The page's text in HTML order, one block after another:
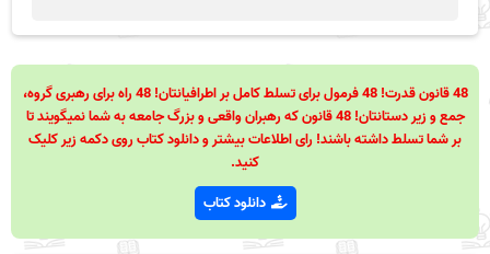
48 قانون قدرت! 48 فرمول برای تسلط کامل بر اطرافیانتان! 48 راه برای رهبری گروه،
جمع و زیر دستانتان! 48 قانون که رهبران واقعی و بزرگ جامعه به شما نمیگویند تا
بر شما تسلط داشته باشند! رای اطلاعات بیشتر و دانلود کتاب روی دکمه زیر کلیک
کنید.
دانلود کتاب